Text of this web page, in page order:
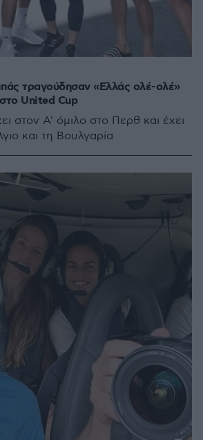
τραγούδησαν «Ελλάς ολέ-ολέ»
United Cup
στον Α' όμιλο στο Περθ και έχει
και τη Βουλγαρία